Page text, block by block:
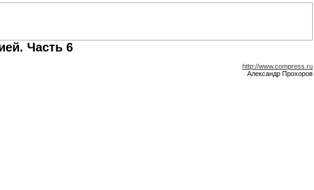
Часть 6
http://www.compress.ru
Александр Прохоров